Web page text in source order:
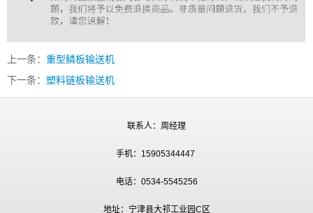
上一条： 重型鳞板输送机
下一条： 塑料链板输送机
联系人：周经理
手机：15905344447
电话：0534-5545256
地址：宁津县大祁工业园C区